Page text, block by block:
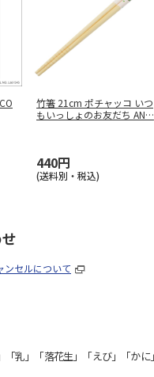
竹箸 21cm ポチャッコ いつ
もいっしょのお友だち AN…
440円
(送料別・税込)
ンセルについて
乳」「落花生」「えび」「か